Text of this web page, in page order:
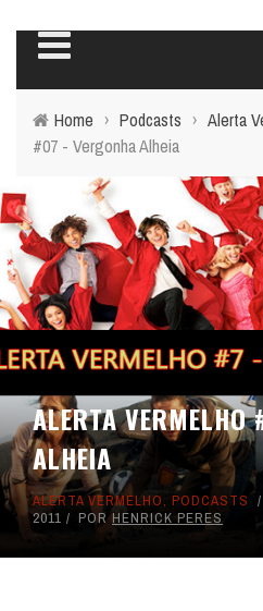
Home › Podcasts › Alerta
#07 - Vergonha Alheia
ALERTA
ALHEIA
ALERTA VERMELHO, PODCASTS
2011
PORHENRICK PERES